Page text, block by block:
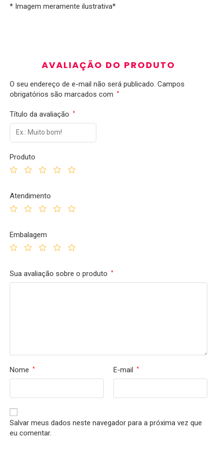
* Imagem meramente ilustrativa*
AVALIAÇÃO DO PRODUTO
O seu endereço de e-mail não será publicado. Campos
obrigatórios são marcados com
*
Título da avaliação *
Produto
Atendimento
Embalagem
Sua avaliação sobre o produto *
Nome * E-mail *
Salvar meus dados neste navegador para a próxima vez que
eu comentar.